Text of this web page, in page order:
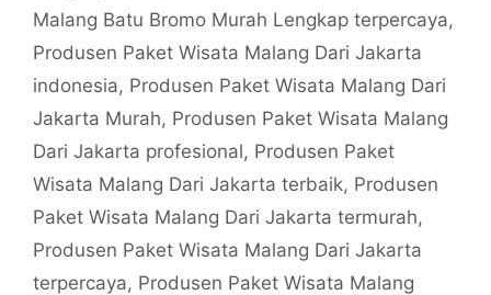
Malang Batu Bromo Murah Lengkap terpercaya,
Produsen Paket Wisata Malang Dari Jakarta
indonesia, Produsen Paket Wisata Malang Dari
Jakarta Murah, Produsen Paket Wisata Malang
Dari Jakarta profesional, Produsen Paket
Wisata Malang Dari Jakarta terbaik, Produsen
Paket Wisata Malang Dari Jakarta termurah,
Produsen Paket Wisata Malang Dari Jakarta
terpercaya, Produsen Paket Wisata Malang